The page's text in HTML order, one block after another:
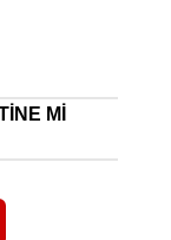
MI